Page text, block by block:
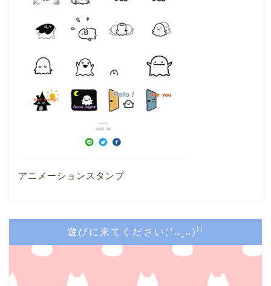
アニメーションスタンプ
遊びに来てください(*ᴗˬᴗ)⁾⁾